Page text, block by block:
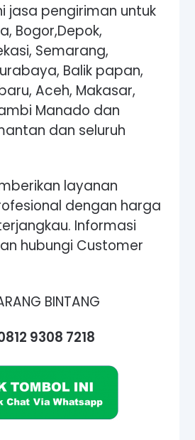
jasa pengiriman untuk
Bogor,Depok,
Semarang,
Balik papan,
Aceh, Makasar,
Manado dan
dan seluruh
layanan
dengan harga
Informasi
hubungi Customer
BINTANG
9308 7218